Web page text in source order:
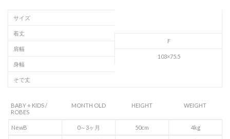
サイズ
着丈
肩幅
身幅
そで丈
F
103×75.5
BABY + KIDS /
ROBES
MONTH OLD HEIGHT WEIGHT
NewB 0～3ヶ月 50cm 4kg